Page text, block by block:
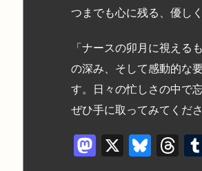
つまでも心に残る、優し
「ナースの卯月に視える
の深み、そして感動的な
す。日々の忙しさの中で
ぜひ手に取ってみてくださ
M X
Bl T